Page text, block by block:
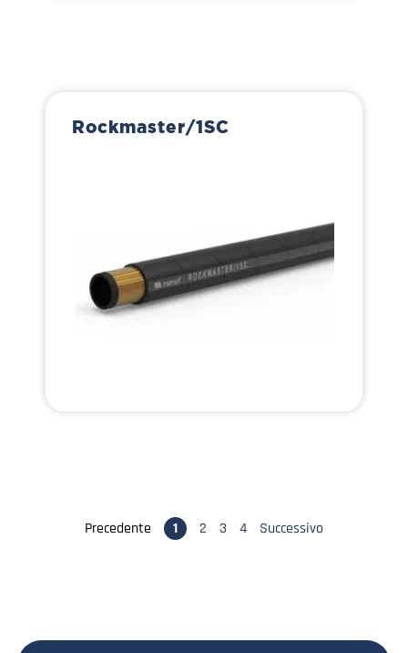
Rockmaster/1SC
Precedente 1 2 3 4 Successivo